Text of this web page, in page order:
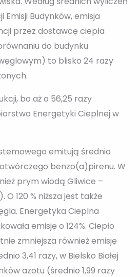
Budynków, emisja
przez dostawcę ciepła
do budynku
to blisko 24 razy
bo aż o 56,25 razy
Energetyki Cieplnej w
emitują średnio
benzo(a)pirenu. W
prym wiodą Gliwice –
120 % niższa jest także
Energetyka Cieplna
emisję o 124%. Ciepło
zmniejsza również emisję
3,41 razy, w Bielsko Białej
azotu (średnio 1,99 razy